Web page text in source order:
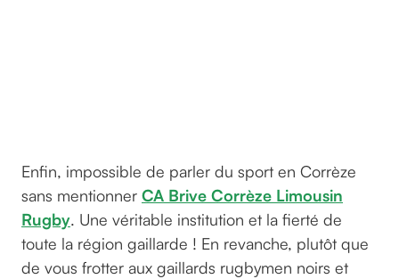
Enfin, impossible de parler du sport en Corrèze
sans mentionner CA Brive Corrèze Limousin
Rugby. Une véritable institution et la fierté de
toute la région gaillarde ! En revanche, plutôt que
de vous frotter aux gaillards rugbymen noirs et